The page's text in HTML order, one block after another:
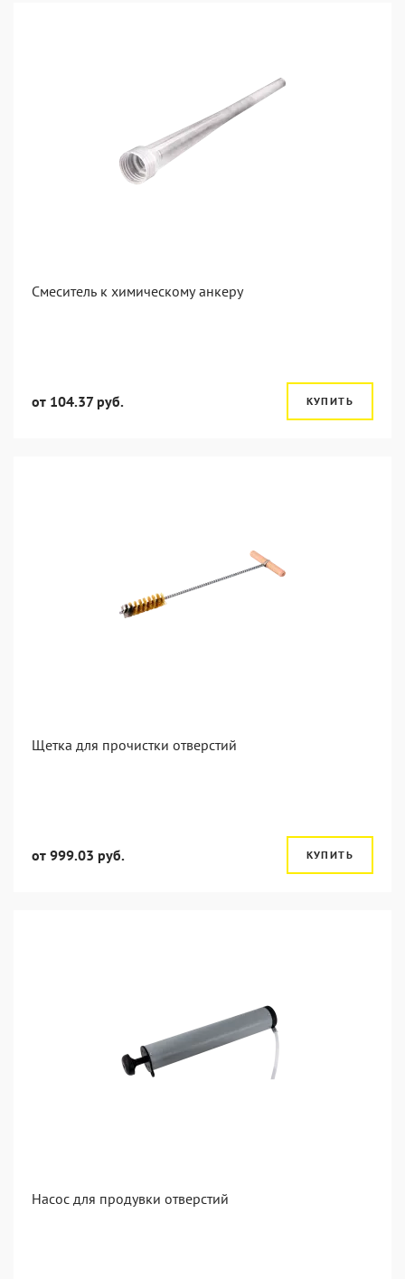
Смеситель к химическому анкеру
от 104.37 руб. КУПИТЬ
Щетка для прочистки отверстий
от 999.03 руб. КУПИТЬ
Насос для продувки отверстий